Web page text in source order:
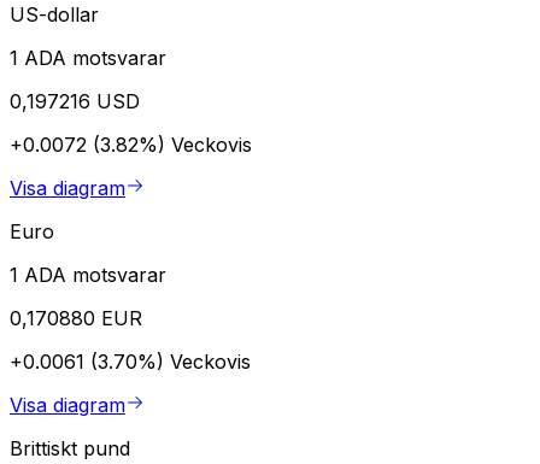
US-dollar
1 ADA motsvarar
0,197216 USD
+0.0072 (3.82%) Veckovis
Visa diagram
Euro
1 ADA motsvarar
0,170880 EUR
+0.0061 (3.70%) Veckovis
Visa diagram
Brittiskt pund